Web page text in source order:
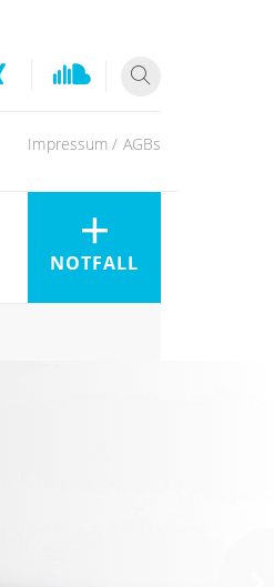
Impressum / AGBs
NOTFALL